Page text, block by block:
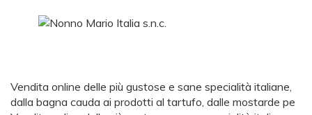
Vendita online delle più gustose e sane specialità italiane,
dalla bagna cauda ai prodotti al tartufo, dalle mostarde pe